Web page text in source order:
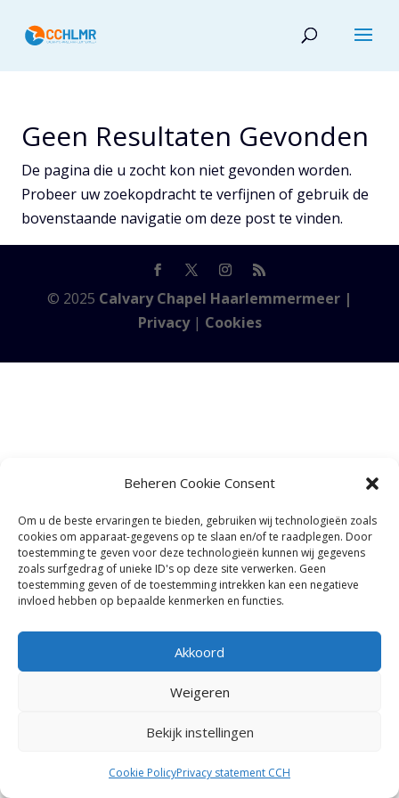
Beheren Cookie Consent
Om u de beste ervaringen te bieden, gebruiken wij technologieën zoals
cookies om apparaat-gegevens op te slaan en/of te raadplegen. Door
toestemming te geven voor deze technologieën kunnen wij gegevens
zoals surfgedrag of unieke ID's op deze site verwerken. Geen
toestemming geven of de toestemming intrekken kan een negatieve
invloed hebben op bepaalde kenmerken en functies.
Akkoord
Weigeren
Bekijk instellingen
Cookie PolicyPrivacy statement CCH
Geen Resultaten Gevonden
De pagina die u zocht kon niet gevonden worden.
Probeer uw zoekopdracht te verfijnen of gebruik de
bovenstaande navigatie om deze post te vinden.
© 2025 Calvary Chapel Haarlemmermeer |
Privacy| Cookies